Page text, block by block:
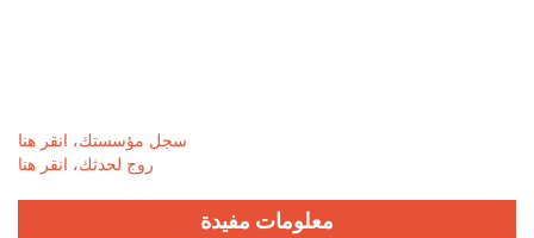
سجل مؤسستك، انقر هنا
روج لحدثك، انقر هنا
معلومات مفيدة